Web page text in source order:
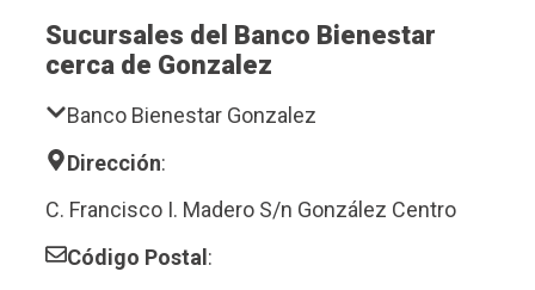
Sucursales del Banco Bienestar
cerca de Gonzalez
Banco Bienestar Gonzalez
Dirección:
C. Francisco I. Madero S/n González Centro
Código Postal :